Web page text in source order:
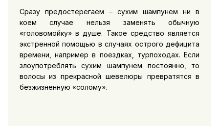
Сразу предостерегаем – сухим шампунем ни в
коем случае нельзя заменять обычную
«головомойку» в душе. Такое средство является
экстренной помощью в случаях острого дефицита
времени, например в поездках, турпоходах. Если
злоупотреблять сухим шампунем постоянно, то
волосы из прекрасной шевелюры превратятся в
безжизненную «солому».